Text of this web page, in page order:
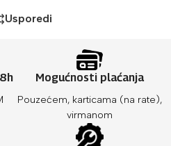
Usporedi
Mogućnosti plaćanja
Pouzećem, karticama (na rate),
virmanom